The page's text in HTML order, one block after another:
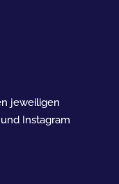
jeweiligen
Instagram